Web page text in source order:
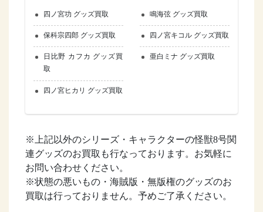
四ノ宮功 グッズ買取
保科宗四郎 グッズ買取
日比野 カフカ グッズ買
取
四ノ宮ヒカリ グッズ買取
鳴海弦 グッズ買取
四ノ宮キコル グッズ買取
亜白ミナ グッズ買取
※上記以外のシリーズ・キャラクターの怪獣8号関
連グッズのお買取も行なっております。お気軽に
お問い合わせください。
※状態の悪いもの・海賊版・無版権のグッズのお
買取は行っておりません。予めご了承ください。